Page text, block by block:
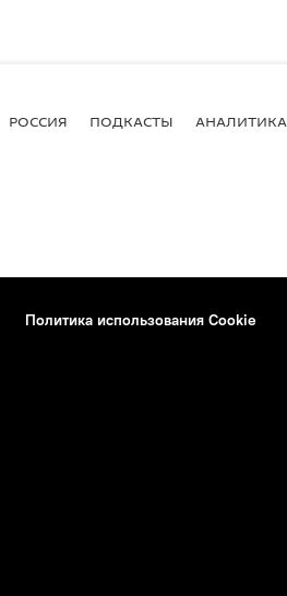
РОССИЯ ПОДКАСТЫ АНАЛИТИКА
Политика использования Cookie